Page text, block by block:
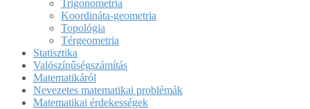
Trigonometria
Koordináta-geometria
Topológia
Térgeometria
Statisztika
Valószínűségszámítás
Matematikáról
Nevezetes matematikai problémák
Matematikai érdekességek